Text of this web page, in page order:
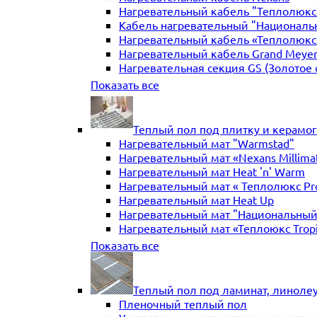
Нагревательный кабель
Кабель нагревательный
Нагревательный кабель
Нагревательный кабель Grand Meyer
Нагревательная секция GS (Золотое
Нагревательная секция "Теплый
Показать все
Теплый пол под плитку и
Нагревательный мат "Warmstad"
Нагревательный мат «Nexans
Нагревательный мат Heat 'n' Warm
Нагревательный мат « Теплолюкс
Нагревательный мат Heat Up
Нагревательный мат
Нагревательный мат «Теплоюкс
Нагревательный мат Electrolux
Нагревательные маты Золотое
Нагревательный мат "Теплый пол
Нагревательный мат WarmeEnergie
Мат нагревательный "Теплолюкс"
Показать все
Теплый пол под ламинат,
Пленочный теплый пол